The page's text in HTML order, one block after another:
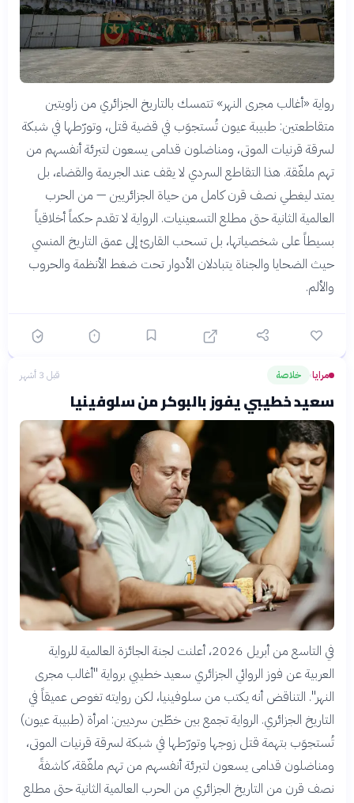
رواية «أغالب مجرى النهر» تتمسك بالتاريخ الجزائري من زاويتين
متقاطعتين: طبيبة عيون تُستجوَب في قضية قتل، وتورّطها في شبكة
لسرقة قرنيات الموتى، ومناضلون قدامى يسعون لتبرئة أنفسهم من
تهم ملفّقة. هذا التقاطع السردي لا يقف عند الجريمة والقضاء، بل
يمتد ليغطي نصف قرن كامل من حياة الجزائريين — من الحرب
العالمية الثانية حتى مطلع التسعينيات. الرواية لا تقدم حكماً أخلاقياً
بسيطاً على شخصياتها، بل تسحب القارئ إلى عمق التاريخ المنسي
حيث الضحايا والجناة يتبادلان الأدوار تحت ضغط الأنظمة والحروب
والألم.
مرايا› خلاصة قبل 3 أشهر
سعيد خطيبي يفوز بالبوكر من سلوفينيا
في التاسع من أبريل 2026، أعلنت لجنة الجائزة العالمية للرواية
العربية عن فوز الروائي الجزائري سعيد خطيبي برواية "أغالب مجرى
النهر". التناقض أنه يكتب من سلوفينيا، لكن روايته تغوص عميقاً في
التاريخ الجزائري. الرواية تجمع بين خطّين سرديين: امرأة (طبيبة عيون)
تُستجوَب بتهمة قتل زوجها وتورّطها في شبكة لسرقة قرنيات الموتى،
ومناضلون قدامى يسعون لتبرئة أنفسهم من تهم ملفّقة، كاشفةً
نصف قرن من التاريخ الجزائري من الحرب العالمية الثانية حتى مطلع